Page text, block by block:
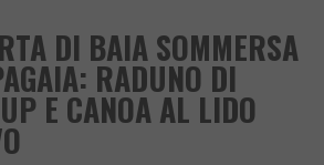
DI BAIA SOMMERSA
RADUNO DI
E CANOA AL LIDO